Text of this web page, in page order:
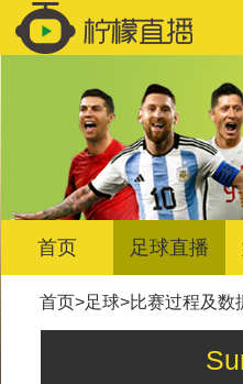
首页 足球直播
首页>足球>比赛过程及数